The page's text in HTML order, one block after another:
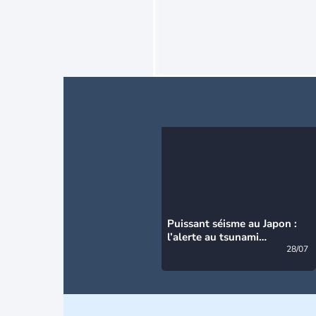
Puissant séisme au Japon :
l’alerte au tsunami
28/07